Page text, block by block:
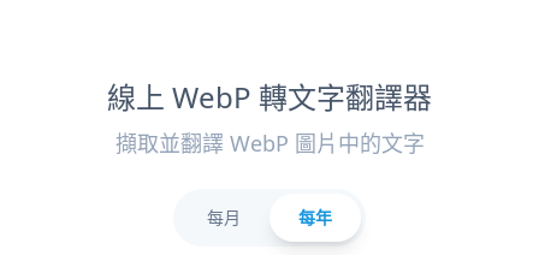
線上 WebP 轉文字翻譯器
擷取並翻譯 WebP 圖片中的文字
每月 每年